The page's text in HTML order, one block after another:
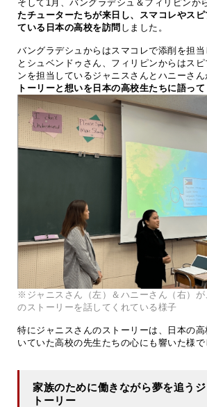
そして1月、バングラデシュ＆フィリピンか
たチューターたちが来日し、スマコレやス
ている日本の高校を訪問 しました。
バングラデシュからはスマコレで添削を担
とシュベンドゥさん、フィリピンからはス
ンを担当しているジャニスさんとハニーさん
トーリーと想いを日本の高校生たちに語って
※ジャニスさん（左）＆ハニーさん（右）が
のストーリーを話してくれている様子
特にジャニスさんのストーリーは、日本の
いていた高校の先生たちの心にも響いた様で
家族のために働きながら夢を追う
トーリー